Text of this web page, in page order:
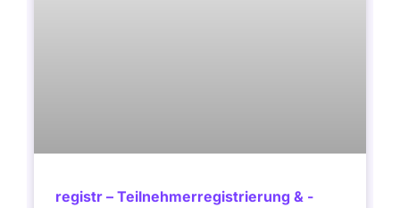
registr – Teilnehmerregistrierung & -